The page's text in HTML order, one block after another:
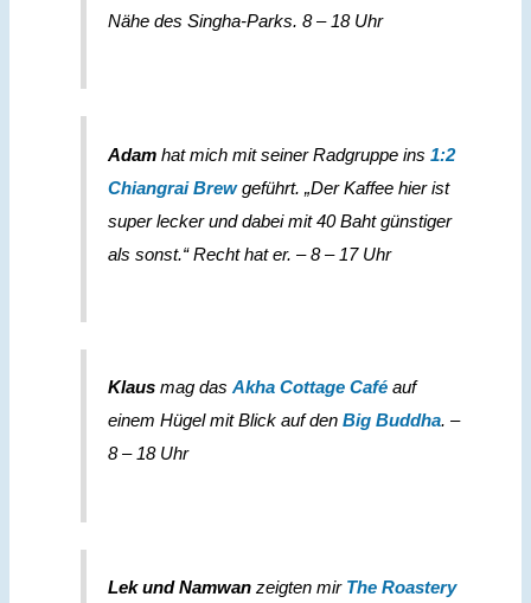
Nähe des Singha-Parks. 8 – 18 Uhr
Adam hat mich mit seiner Radgruppe ins1:2
Chiangrai Brew geführt. „Der Kaffee hier ist
super lecker und dabei mit 40 Baht günstiger
als sonst.“ Recht hat er. – 8 – 17 Uhr
Klaus mag das Akha Cottage Café auf
einem Hügel mit Blick auf denBig Buddha. –
8 – 18 Uhr
Lek und Namwan zeigten mir The Roastery